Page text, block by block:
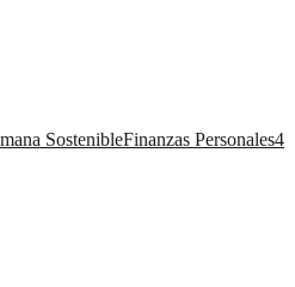
SostenibleFinanzas Personales4